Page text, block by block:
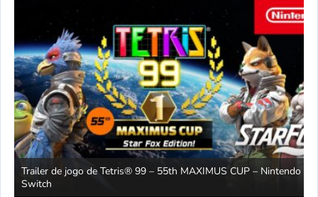
Trailer de jogo de Tetris® 99 – 55th MAXIMUS CUP – Nintendo
Switch